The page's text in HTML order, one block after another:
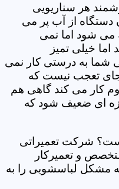
هر سناریویی
از آب پر می
می شود اما نمی
خیلی تمیز
شما به درستی کار نمی
تعجب نیست که
کار می کند گاهی هم
ای ضعیف شود که
شرکت تعمیراتی
و تعمیرکار
مشکل لباسشویی را به